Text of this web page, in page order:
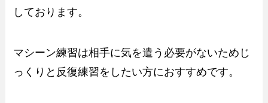
しております。
マシーン練習は相手に気を遣う必要がないためじ
っくりと反復練習をしたい方におすすめです。